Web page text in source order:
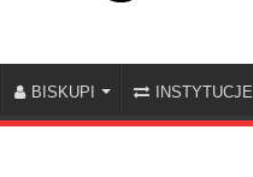
BISKUPI INSTYTUCJE